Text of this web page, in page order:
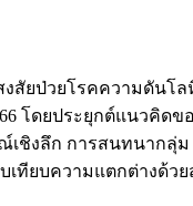
ยป่วยโรคความดันโ
ยประยุกต์แนวคิดขอ
เชิงลึก การสนทนาก
บความแตกต่างด้วย